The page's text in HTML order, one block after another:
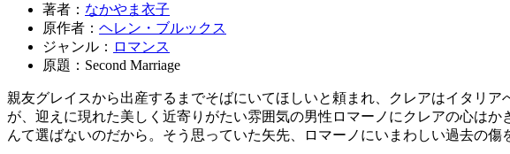
著者： なかやま衣子
原作者： ヘレン・ブルックス
ジャンル： ロマンス
原題：Second Marriage
親友グレイスから出産するまでそばにいてほしいと頼まれ、クレアはイタリ
が、迎えに現れた美しく近寄りがたい雰囲気の男性ロマーノにクレアの心は
んて選ばないのだから。そう思っていた矢先、ロマーノにいまわしい過去の